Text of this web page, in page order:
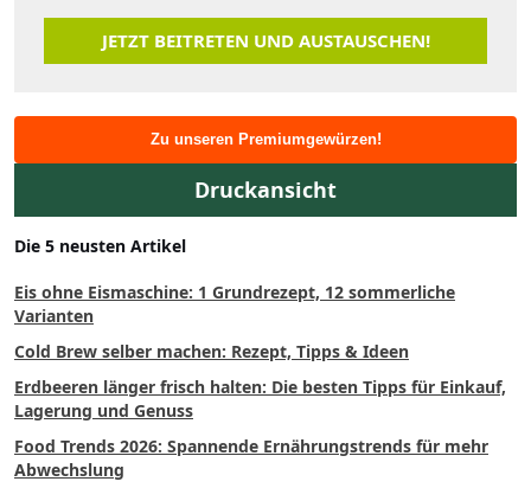
JETZT BEITRETEN UND AUSTAUSCHEN!
Zu unseren Premiumgewürzen!
Druckansicht
Die 5 neusten Artikel
Eis ohne Eismaschine: 1 Grundrezept, 12 sommerliche
Varianten
Cold Brew selber machen: Rezept, Tipps & Ideen
Erdbeeren länger frisch halten: Die besten Tipps für Einkauf,
Lagerung und Genuss
Food Trends 2026: Spannende Ernährungstrends für mehr
Abwechslung